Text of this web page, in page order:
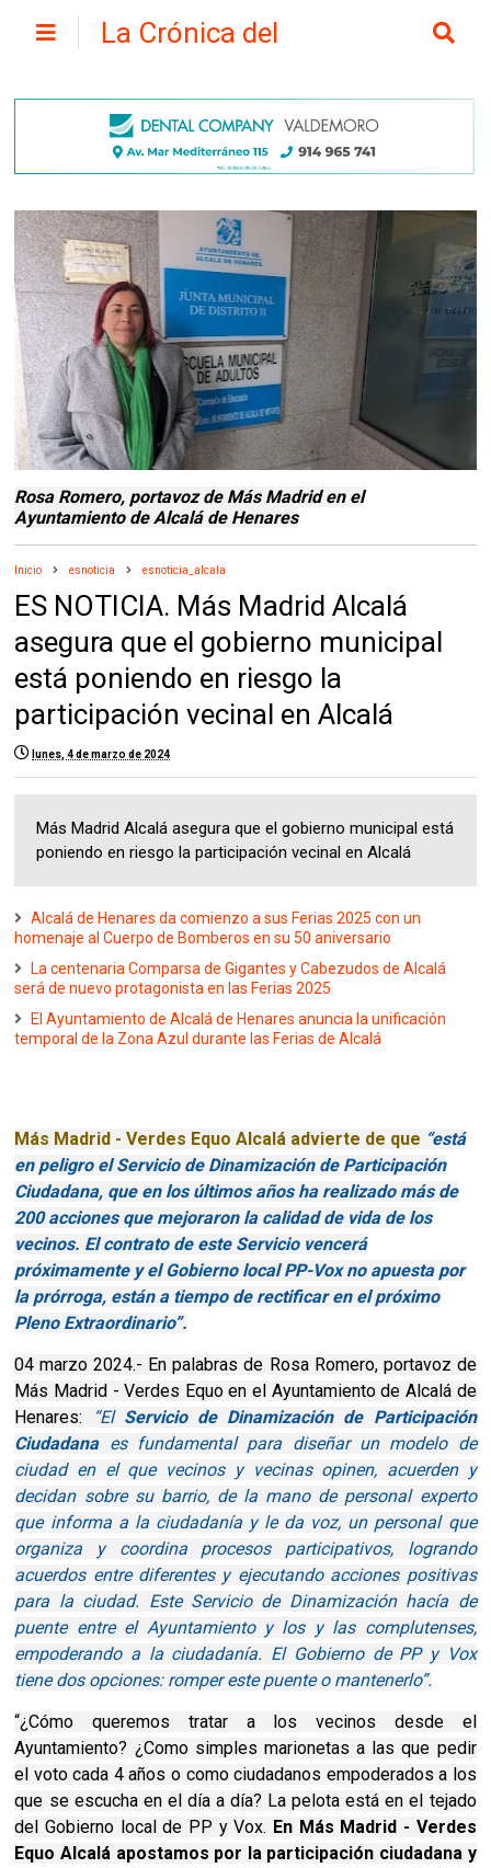
La Crónica del
Rosa Romero, portavoz de Más Madrid en el
Ayuntamiento de Alcalá de Henares
Inicio esnoticia esnoticia_alcala
ES NOTICIA. Más Madrid Alcalá
asegura que el gobierno municipal
está poniendo en riesgo la
participación vecinal en Alcalá
lunes, 4 de marzo de 2024
Más Madrid Alcalá asegura que el gobierno municipal está
poniendo en riesgo la participación vecinal en Alcalá
Alcalá de Henares da comienzo a sus Ferias 2025 con un
homenaje al Cuerpo de Bomberos en su 50 aniversario
La centenaria Comparsa de Gigantes y Cabezudos de Alcalá
será de nuevo protagonista en las Ferias 2025
El Ayuntamiento de Alcalá de Henares anuncia la unificación
temporal de la Zona Azul durante las Ferias de Alcalá
Más Madrid - Verdes Equo Alcalá advierte de que “está
en peligro el Servicio de Dinamización de Participación
Ciudadana, que en los últimos años ha realizado más de
200 acciones que mejoraron la calidad de vida de los
vecinos. El contrato de este Servicio vencerá
próximamente y el Gobierno local PP-Vox no apuesta por
la prórroga, están a tiempo de rectificar en el próximo
Pleno Extraordinario”.
04 marzo 2024.- En palabras de Rosa Romero, portavoz de
Más Madrid - Verdes Equo en el Ayuntamiento de Alcalá de
Henares: “ElServicio de Dinamización de Participación
Ciudadana es fundamental para diseñar un modelo de
ciudad en el que vecinos y vecinas opinen, acuerden y
decidan sobre su barrio, de la mano de personal experto
que informa a la ciudadanía y le da voz, un personal que
organiza y coordina procesos participativos, logrando
acuerdos entre diferentes y ejecutando acciones positivas
para la ciudad. Este Servicio de Dinamización hacía de
puente entre el Ayuntamiento y los y las complutenses,
empoderando a la ciudadanía. El Gobierno de PP y Vox
tiene dos opciones: romper este puente o mantenerlo”.
“¿Cómo queremos tratar a los vecinos desde el
Ayuntamiento? ¿Como simples marionetas a las que pedir
el voto cada 4 años o como ciudadanos empoderados a los
que se escucha en el día a día? La pelota está en el tejado
del Gobierno local de PP y Vox. En Más Madrid - Verdes
Equo Alcalá apostamos por la participación ciudadana y